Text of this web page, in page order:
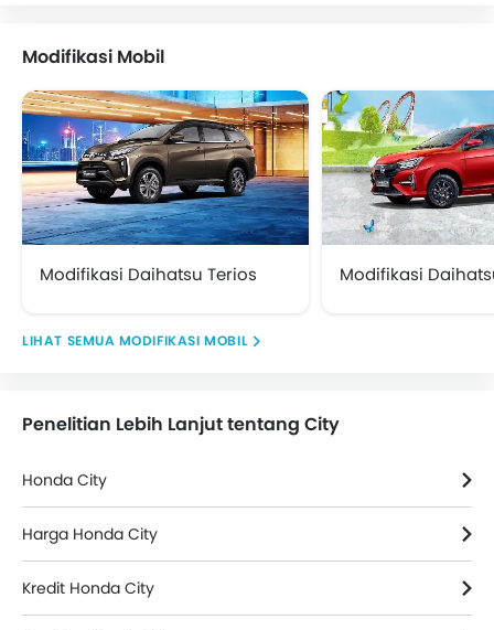
Modifikasi Mobil
Modifikasi Daihatsu Terios Modifikasi
MODIFIKASI MOBIL
Penelitian Lebih Lanjut tentang City
Honda City
Harga Honda City
Kredit Honda City